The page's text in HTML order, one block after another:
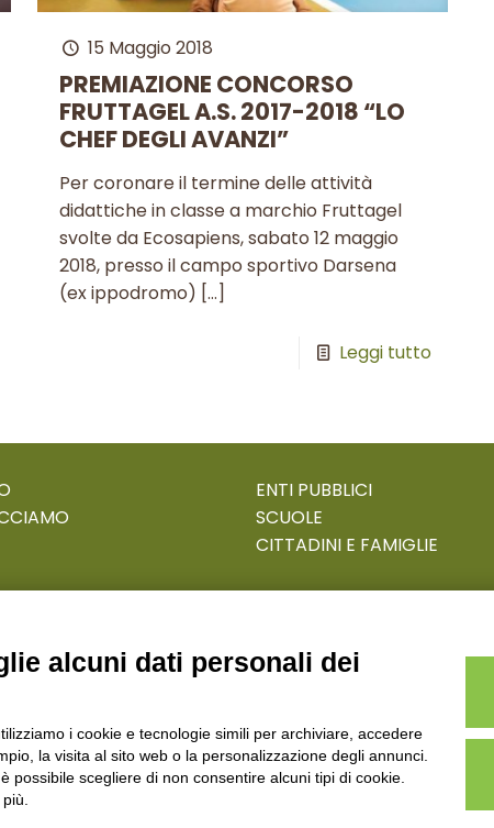
15 Maggio 2018
PREMIAZIONE CONCORSO
FRUTTAGEL A.S. 2017-2018 “LO
CHEF DEGLI AVANZI”
Per coronare il termine delle attività
didattiche in classe a marchio Fruttagel
svolte da Ecosapiens, sabato 12 maggio
2018, presso il campo sportivo Darsena
(ex ippodromo) […]
Leggi tutto
ENTI PUBBLICI
SCUOLE
CITTADINI E FAMIGLIE
e P.IVA 01541120356 - Albo Cooperative a
alcuni dati personali dei
i cookie e tecnologie simili per archiviare, accedere
la visita al sito web o la personalizzazione degli annunci.
possibile scegliere di non consentire alcuni tipi di cookie.